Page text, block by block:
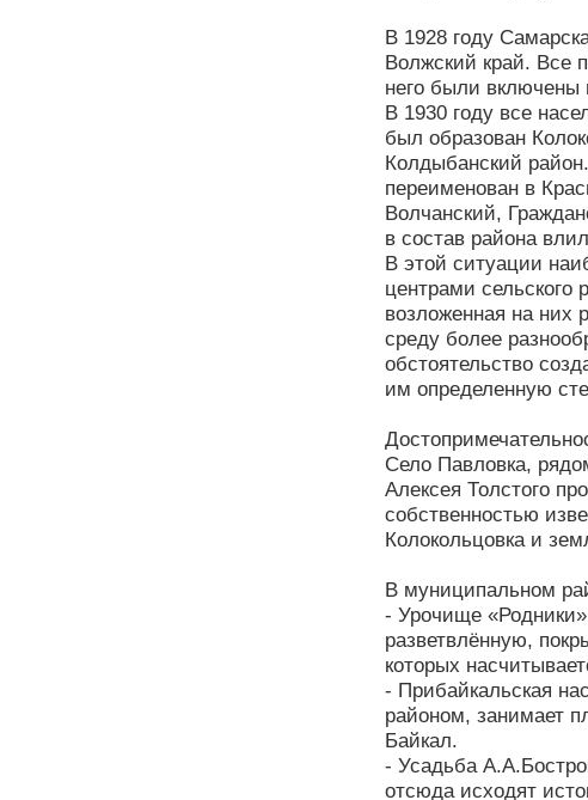
В 1928 году
Волжский край. Все
него были включены
В 1930 году все
был образован
Колдыбанский
переименован в
Волчанский,
в состав района
В этой ситуации
центрами сельского
возложенная на них
среду более
обстоятельство
им определенную
Село Павловка,
Алексея Толстого
собственностью
Колокольцовка и
В муниципальном
- Урочище
разветвлённую,
которых
- Прибайкальская
районом, занимает
Байкал.
- Усадьба
отсюда исходят